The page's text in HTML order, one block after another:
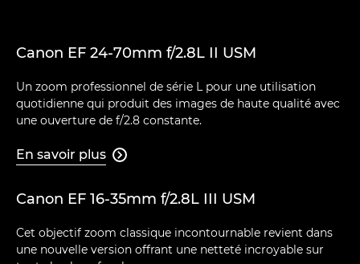
Canon EF 24-70mm f/2.8L II USM
Un zoom professionnel de série L pour une utilisation
quotidienne qui produit des images de haute qualité avec
une ouverture de f/2.8 constante.
En savoir plus 
Canon EF 16-35mm f/2.8L III USM
Cet objectif zoom classique incontournable revient dans
une nouvelle version offrant une netteté incroyable sur